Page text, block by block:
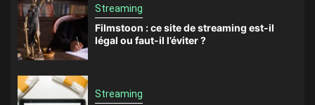
Streaming
Filmstoon : ce site de streaming est-il
légal ou faut-il l’éviter ?
Streaming